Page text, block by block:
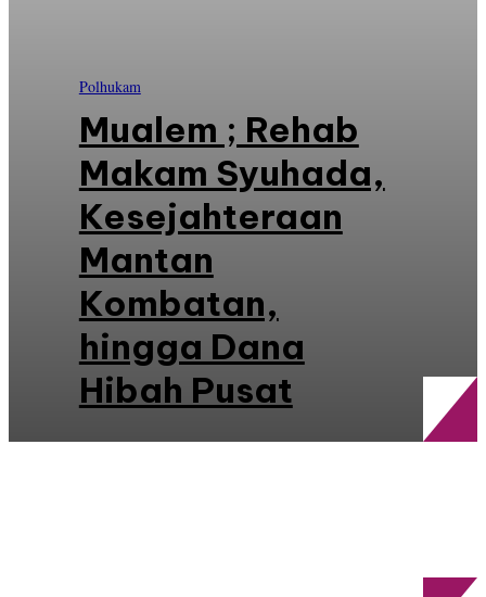
Polhukam
Mualem ; Rehab
Makam Syuhada,
Kesejahteraan
Mantan
Kombatan,
hingga Dana
Hibah Pusat